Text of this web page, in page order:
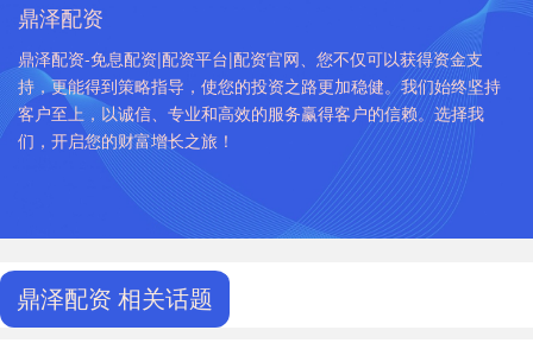
鼎泽配资
鼎泽配资-免息配资|配资平台|配资官网、您不仅可以获得资金支
持，更能得到策略指导，使您的投资之路更加稳健。我们始终坚持
客户至上，以诚信、专业和高效的服务赢得客户的信赖。选择我
们，开启您的财富增长之旅！
鼎泽配资 相关话题